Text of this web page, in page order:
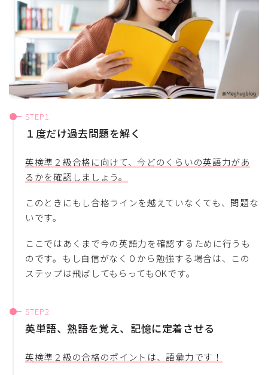
１度だけ過去問題を解く
英検準２級合格に向けて、今どのくらいの英語力があ
るかを確認しましょう。
このときにもし合格ラインを越えていなくても、問題な
いです。
ここではあくまで今の英語力を確認するために行うも
のです。もし自信がなく０から勉強する場合は、この
ステップは飛ばしてもらってもOKです。
英単語、熟語を覚え、記憶に定着させる
英検準２級の合格のポイントは、語彙力です！